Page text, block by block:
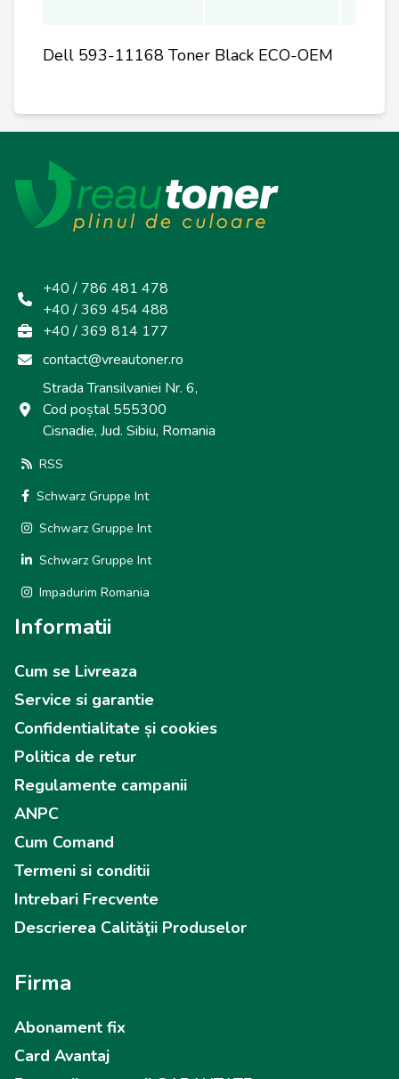
Dell 593-11168 Toner Black ECO-OEM
+40 / 786 481 478
+40 / 369 454 488
+40 / 369 814 177
contact@vreautoner.ro
Strada Transilvaniei Nr. 6,
Cod poștal 555300
Cisnadie, Jud. Sibiu, Romania
RSS
Schwarz Gruppe Int
Schwarz Gruppe Int
Schwarz Gruppe Int
Impadurim Romania
Informatii
Cum se Livreaza
Service si garantie
Confidentialitate și cookies
Politica de retur
Regulamente campanii
ANPC
Cum Comand
Termeni si conditii
Intrebari Frecvente
Descrierea Calităţii Produselor
Firma
Abonament fix
Card Avantaj